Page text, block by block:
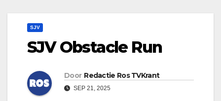
SJV
SJV Obstacle Run
Door Redactie Ros TVKrant
SEP 21, 2025